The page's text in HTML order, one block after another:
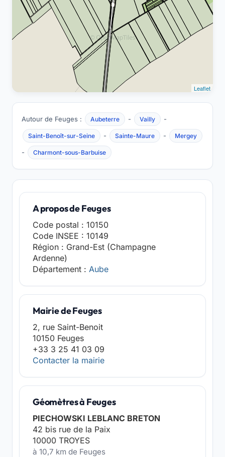
Leaflet
Autour de Feuges : Aubeterre - Vailly -
Saint-Benoît-sur-Seine - Sainte-Maure - Mergey
- Charmont-sous-Barbuise
A propos de Feuges
Code postal : 10150
Code INSEE : 10149
Région : Grand-Est (Champagne
Ardenne)
Département : Aube
Mairie de Feuges
2, rue Saint-Benoit
10150 Feuges
+33 3 25 41 03 09
Contacter la mairie
Géomètres à Feuges
PIECHOWSKI LEBLANC BRETON
42 bis rue de la Paix
10000 TROYES
à 10,7 km de Feuges